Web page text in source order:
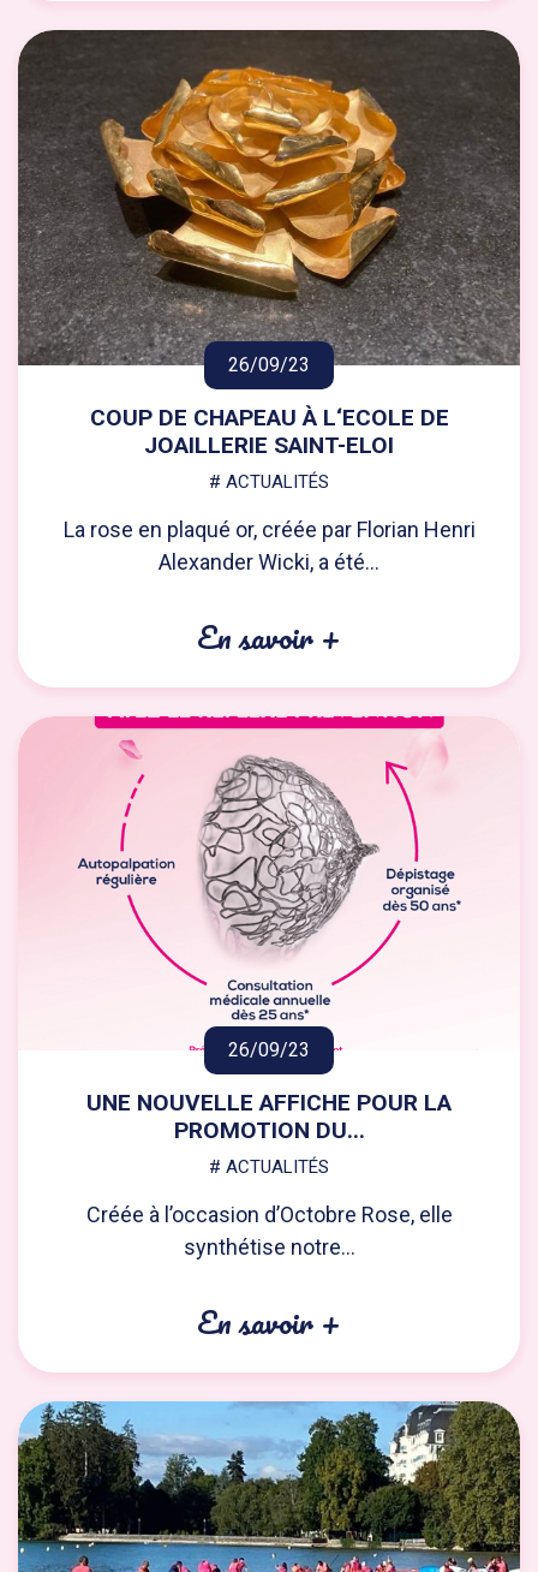
26/09/23
COUP DE CHAPEAU À L‘ECOLE DE
JOAILLERIE SAINT-ELOI
# ACTUALITÉS
La rose en plaqué or, créée par Florian Henri
Alexander Wicki, a été...
En savoir +
26/09/23
UNE NOUVELLE AFFICHE POUR LA
PROMOTION DU...
# ACTUALITÉS
Créée à l’occasion d’Octobre Rose, elle
synthétise notre...
En savoir +